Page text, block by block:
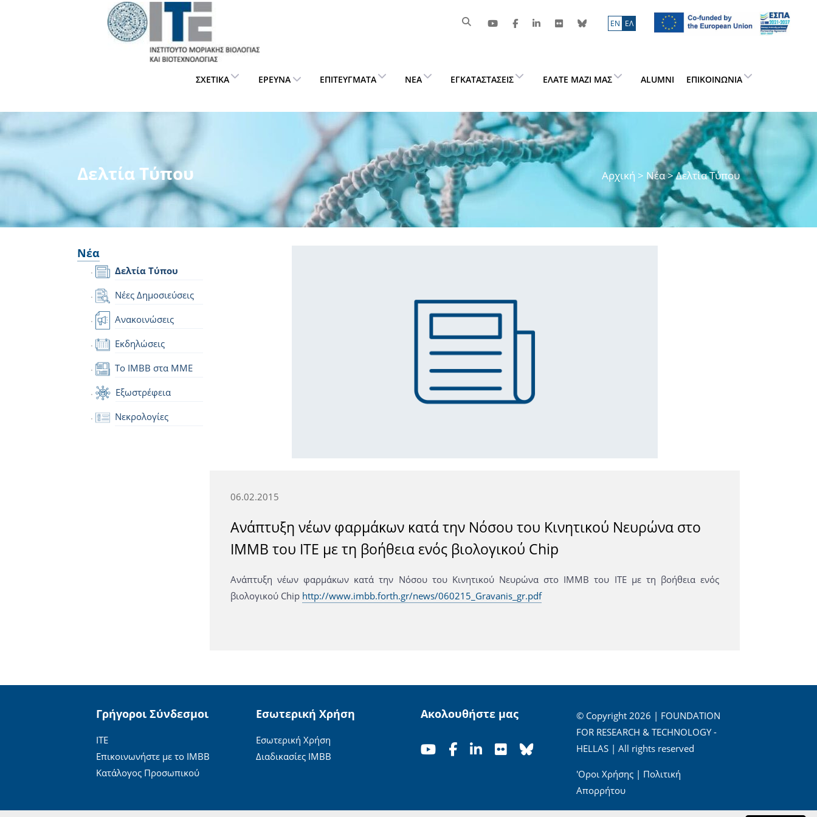
ΕN ΕΛ
ΣΧΕΤΙΚΆ ΈΡΕΥΝΑ ΕΠΙΤΕΎΓΜΑΤΑ ΝΈΑ ΕΓΚΑΤΑΣΤΆΣΕΙΣ ΕΛΆΤΕ ΜΑΖΊ ΜΑΣ ALUMNI ΕΠΙΚΟΙΝΩΝΊΑ
Δελτία Τύπου Αρχική > Νέα> Δελτία Τύπου
Νέα
Δελτία Τύπου
Νέες Δημοσιεύσεις
Ανακοινώσεις
Εκδηλώσεις
Το IMBB στα ΜΜΕ
Εξωστρέφεια
Νεκρολογίες
06.02.2015
Ανάπτυξη νέων φαρμάκων κατά την Νόσου του Κινητικού Νευρώνα στο
ΙΜΜΒ του ΙΤΕ με τη βοήθεια ενός βιολογικού Chip
Ανάπτυξη νέων φαρμάκων κατά την Νόσου του Κινητικού Νευρώνα στο ΙΜΜΒ του ΙΤΕ με τη βοήθεια ενός
βιολογικού Chip http://www.imbb.forth.gr/news/060215_Gravanis_gr.pdf
Γρήγοροι Σύνδεσμοι
ΙΤΕ
Επικοινωνήστε με το ΙΜΒΒ
Κατάλογος Προσωπικού
Εσωτερική Χρήση
Εσωτερική Χρήση
Διαδικασίες ΙΜΒΒ
Ακολουθήστε μας
© Copyright 2026 | FOUNDATION
FOR RESEARCH & TECHNOLOGY -
HELLAS | All rights reserved
'Οροι Χρήσης| Πολιτική
Απορρήτου